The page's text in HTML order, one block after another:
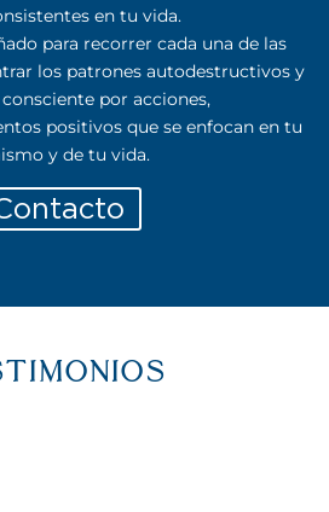
en tu vida.
para recorrer cada una de las
los patrones autodestructivos y
por acciones,
positivos que se enfocan en tu
y de tu vida.